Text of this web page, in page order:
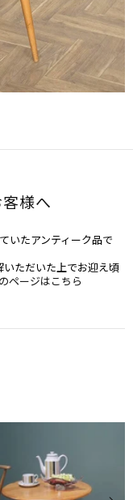
様へ
いたアンティーク品で
いただいた上でお迎え頃
ページはこちら